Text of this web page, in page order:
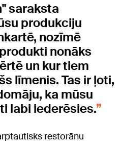
saraksta
produkciju
nozīmē
nonāks
un kur tiem
līmenis. Tas ir ļoti,
ka mūsu
labi iederēsies.
restorānu